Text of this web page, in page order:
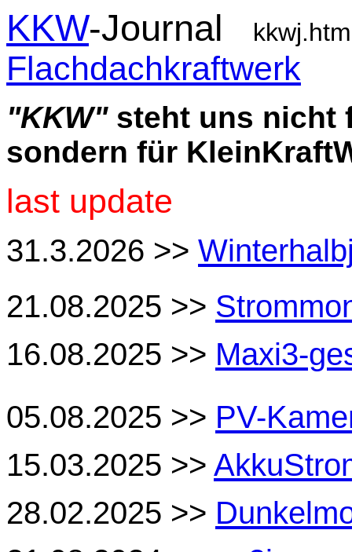
KKW-Journal
Flachdachkraftwerk
"KKW"steht uns nicht
sondern für
last update
31.3.2026 >>
21.08.2025 >>
16.08.2025 >> Maxi3-
05.08.2025 >> PV-
15.03.2025 >>
28.02.2025 >>